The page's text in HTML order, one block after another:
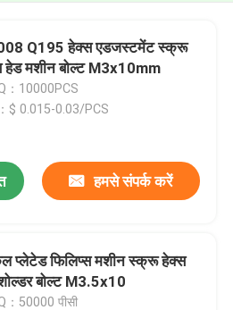
Q195 हेक्स एडजस्टमेंट स्क्रू
हेड मशीन बोल्ट M3x10mm
：10000PCS
$ 0.015-0.03/PCS
हमसे संपर्क करें
प्लेटेड फिलिप्स मशीन स्क्रू हेक्स
बोल्ट M3.5x10
：50000 पीसी